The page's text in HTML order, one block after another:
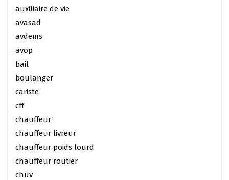
auxiliaire de vie
avasad
avdems
avop
bail
boulanger
cariste
cff
chauffeur
chauffeur livreur
chauffeur poids lourd
chauffeur routier
chuv